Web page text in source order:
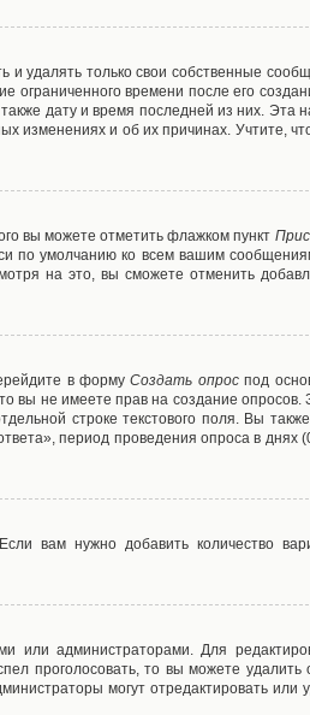
удалять только свои собственные
ограниченного времени после его
дату и время последней из них. Эта
изменениях и об их причинах. Учтите,
вы можете отметить флажком пункт
по умолчанию ко всем вашим
на это, вы сможете отменить
в формуСоздать опроспод
вы не имеете прав на создание опросов.
строке текстового поля. Вы
период проведения опроса в днях
вам нужно добавить количество
или администраторами. Для
проголосовать, то вы можете удалить
могут отредактировать или